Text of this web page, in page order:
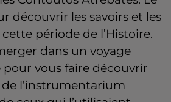
découvrir les savoirs et les
période de l’Histoire.
dans un voyage
vous faire découvrir
l’instrumentarium